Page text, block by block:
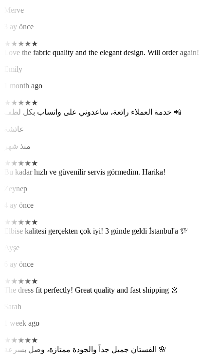
Merve
3 ay önce
★ ★★★★
Love the fabric quality and the elegant design. Will order again!
Emily
1 month ago
★ ★★★★
خدمة العملاء رائعة، ساعدوني على واتساب بكل لطف 📲
عائشة
منذ شهر
★ ★★★★
Bu kadar hızlı ve güvenilir servis görmedim. Harika!
Zeynep
4 ay önce
★ ★★★★
Elbise kalitesi gerçekten çok iyi! 3 günde geldi İstanbul'a 💯
Ayşe
6 ay önce
★ ★★★★
The dress fit perfectly! Great quality and fast shipping 👗
Sarah
1 week ago
★ ★★★★
الفستان جميل جداً والجودة ممتازة، وصل بسرعة 🌸